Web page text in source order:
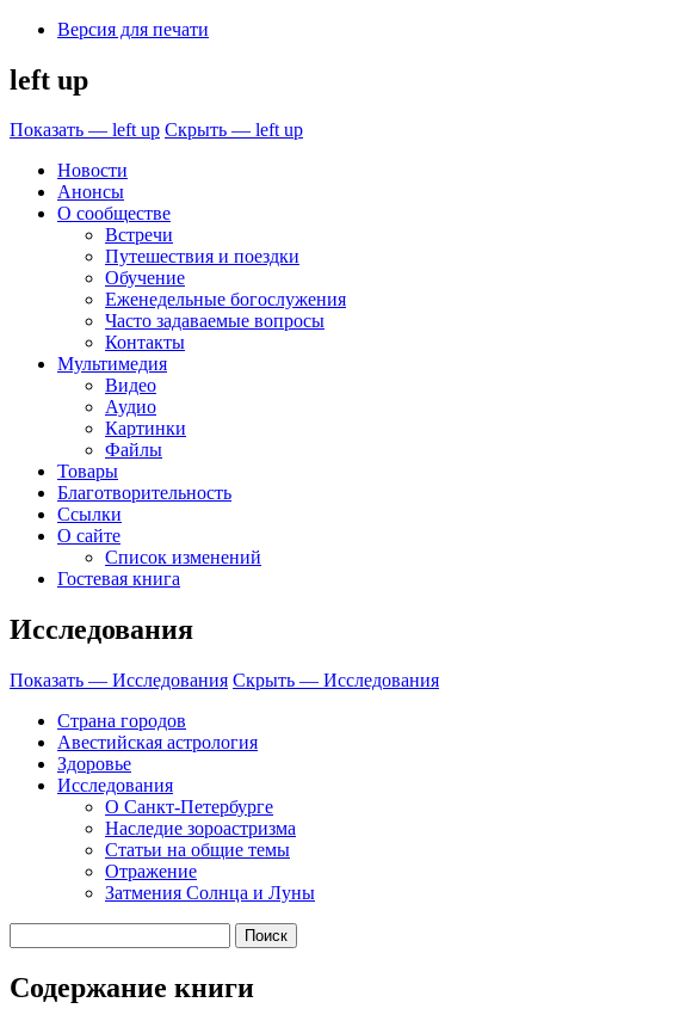
Версия для печати
left up
Показать — left up Скрыть — left up
Новости
Анонсы
О сообществе
Встречи
Путешествия и поездки
Обучение
Еженедельные богослужения
Часто задаваемые вопросы
Контакты
Мультимедия
Видео
Аудио
Картинки
Файлы
Товары
Благотворительность
Ссылки
О сайте
Список изменений
Гостевая книга
Исследования
Показать — Исследования Скрыть — Исследования
Страна городов
Авестийская астрология
Здоровье
Исследования
О Санкт-Петербурге
Наследие зороастризма
Cтатьи на общие темы
Отражение
Затмения Солнца и Луны
Содержание книги